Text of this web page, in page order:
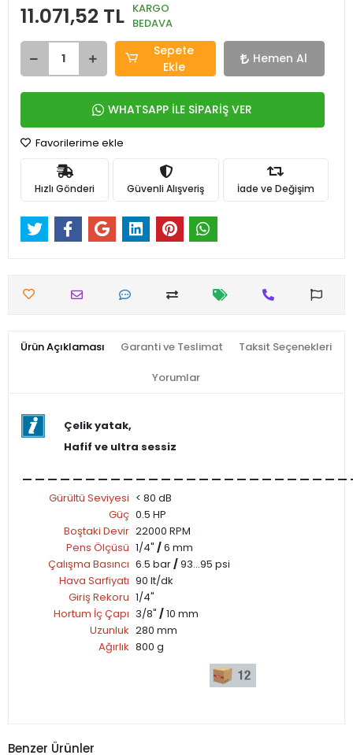
11.071,52 TL KARGO
BEDAVA
Sepete
Ekle
Hemen Al
WHATSAPP İLE SİPARİŞ VER
Favorilerime ekle
Hızlı Gönderi Güvenli Alışveriş İade ve Değişim
Ürün Açıklaması Garanti ve Teslimat Taksit Seçenekleri
Yorumlar
Çelik yatak,
Hafif ve ultra sessiz
Gürültü Seviyesi < 80 dB
Güç 0.5 HP
Boştaki Devir 22000 RPM
Pens Ölçüsü 1/4" /6 mm
Çalışma Basıncı 6.5 bar/93...95 psi
Hava Sarfiyatı 90 lt/dk
Giriş Rekoru 1/4"
Hortum İç Çapı 3/8" /10 mm
Uzunluk 280 mm
Ağırlık 800 g
Benzer Ürünler